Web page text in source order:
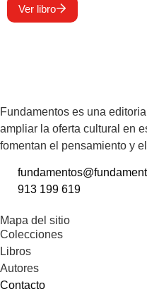
Ver libro
Fundamentos es una
ampliar la oferta cultural en
fomentan el pensamiento y
913 199 619
Mapa del sitio
Colecciones
Libros
Autores
Contacto